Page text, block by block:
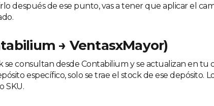
después de ese punto, vas a tener que aplicar el
→ VentasxMayor)
se consultan desde Contabilium y se actualizan en tu
específico, solo se trae el stock de ese depósito.
SKU.